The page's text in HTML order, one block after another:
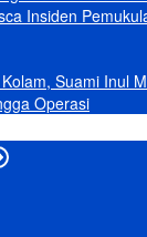
Insiden
Suami Inul
Operasi